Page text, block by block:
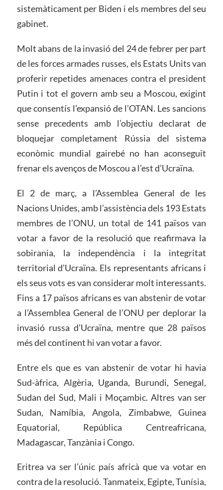
sistemàticament per Biden i els membres del seu
gabinet.
Molt abans de la invasió del 24 de febrer per part
de les forces armades russes, els Estats Units van
proferir repetides amenaces contra el president
Putin i tot el govern amb seu a Moscou, exigint
que consentís l’expansió de l’OTAN. Les sancions
sense precedents amb l’objectiu declarat de
bloquejar completament Rússia del sistema
econòmic mundial gairebé no han aconseguit
frenar els avenços de Moscou a l’est d’Ucraïna.
El 2 de març, a l’Assemblea General de les
Nacions Unides, amb l’assistència dels 193 Estats
membres de l’ONU, un total de 141 països van
votar a favor de la resolució que reafirmava la
sobirania, la independència i la integritat
territorial d’Ucraïna. Els representants africans i
els seus vots es van considerar molt interessants.
Fins a 17 països africans es van abstenir de votar
a l’Assemblea General de l’ONU per deplorar la
invasió russa d’Ucraïna, mentre que 28 països
més del continent hi van votar a favor.
Entre els que es van abstenir de votar hi havia
Sud-àfrica, Algèria, Uganda, Burundi, Senegal,
Sudan del Sud, Mali i Moçambic. Altres van ser
Sudan, Namíbia, Angola, Zimbabwe, Guinea
Equatorial, República Centreafricana,
Madagascar, Tanzània i Congo.
Eritrea va ser l’únic país africà que va votar en
contra de la resolució. Tanmateix, Egipte, Tunísia,